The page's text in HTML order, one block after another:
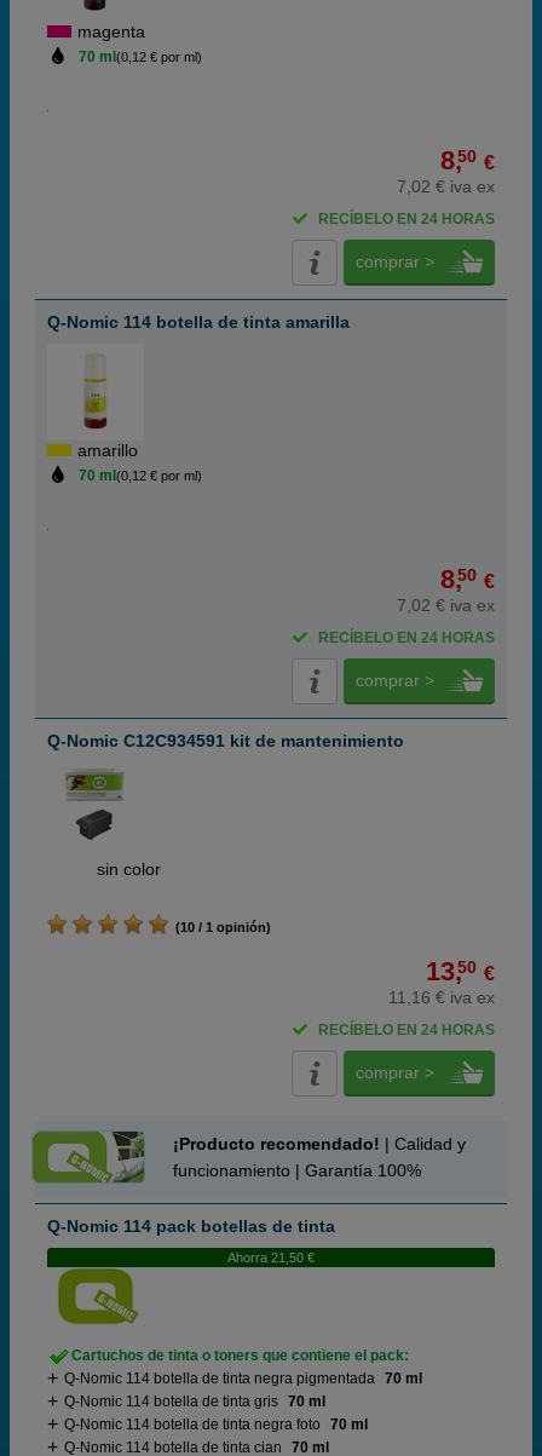
magenta
70 ml (0,12 € por ml)
8,50 €
7,02 € iva ex
RECÍBELO EN 24 HORAS
comprar >
Q-Nomic 114 botella de tinta amarilla
amarillo
70 ml (0,12 € por ml)
8,50 €
7,02 € iva ex
RECÍBELO EN 24 HORAS
comprar >
Q-Nomic C12C934591 kit de mantenimiento
sin color
(10 / 1 opinión)
13,50 €
11,16 € iva ex
RECÍBELO EN 24 HORAS
comprar >
¡Producto recomendado! | Calidad y
funcionamiento | Garantía 100%
Q-Nomic 114 pack botellas de tinta
Ahorra 21,50 €
Cartuchos de tinta o toners que contiene el pack:
Q-Nomic 114 botella de tinta negra pigmentada 70 ml
Q-Nomic 114 botella de tinta gris 70 ml
Q-Nomic 114 botella de tinta negra foto
70 ml
Q-Nomic 114 botella de tinta cian
70 ml